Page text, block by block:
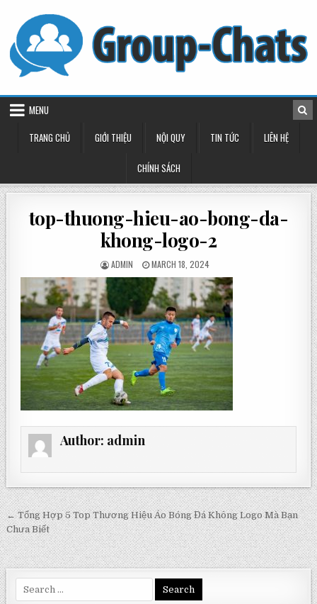
content
MENU
TRANG CHỦ
GIỚI THIỆU NỘI QUY TIN TỨC LIÊN HỆ
CHÍNH SÁCH
top-thuong-hieu-ao-bong-da-
khong-logo-2
POSTED
BY
ADMIN
POSTED
ON
MARCH 18, 2024
Author: admin
Post
navigation
← Tổng Hợp 5 Top Thương Hiệu Áo Bóng Đá Không Logo Mà Bạn
Chưa Biết
for: